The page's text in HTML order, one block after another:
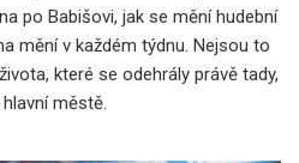
po Babišovi, jak se mění hudební
mění v každém týdnu. Nejsou to
které se odehrály právě tady,
městě.